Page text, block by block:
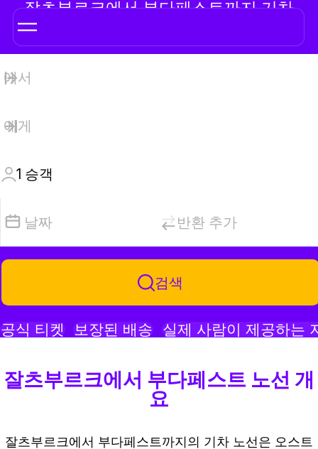
잘츠부르크에서 부다페스트까지 기차
1 승객
날짜 반환 추가
검색
공식 티켓 보장된 배송 실제 사람이 제공하는
잘츠부르크에서 부다페스트 노선 개
요
잘츠부르크에서 부다페스트까지의 기차 노선은 오스트